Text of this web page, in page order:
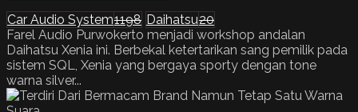
Car Audio System1198 Daihatsu20
Farel Audio Purwokerto menjadi workshop andalan
Daihatsu Xenia ini. Berbekal ketertarikan sang pemilik pada
sistem SQL, Xenia yang bergaya sporty dengan tone
warna silver...